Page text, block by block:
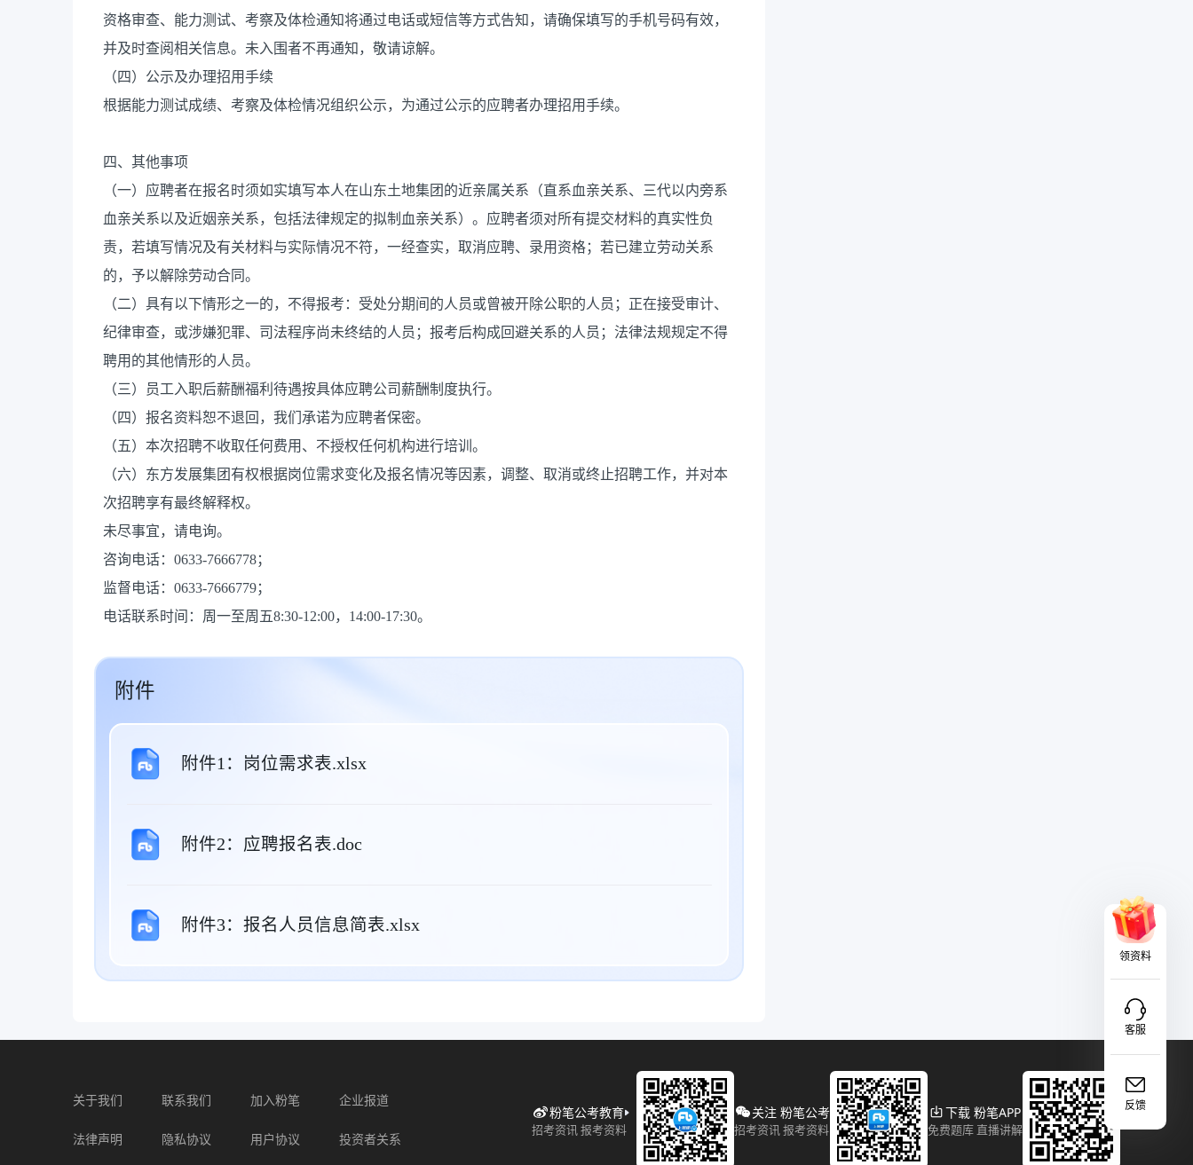
资格审查、能力测试、考察及体检通知将通过电话或短信等方式告知，请确保填写的手机号码有效，
并及时查阅相关信息。未入围者不再通知，敬请谅解。
（四）公示及办理招用手续
根据能力测试成绩、考察及体检情况组织公示，为通过公示的应聘者办理招用手续。
四、其他事项
（一）应聘者在报名时须如实填写本人在山东土地集团的近亲属关系（直系血亲关系、三代以内旁系
血亲关系以及近姻亲关系，包括法律规定的拟制血亲关系）。应聘者须对所有提交材料的真实性负
责，若填写情况及有关材料与实际情况不符，一经查实，取消应聘、录用资格；若已建立劳动关系
的，予以解除劳动合同。
（二）具有以下情形之一的，不得报考：受处分期间的人员或曾被开除公职的人员；正在接受审计、
纪律审查，或涉嫌犯罪、司法程序尚未终结的人员；报考后构成回避关系的人员；法律法规规定不得
聘用的其他情形的人员。
（三）员工入职后薪酬福利待遇按具体应聘公司薪酬制度执行。
（四）报名资料恕不退回，我们承诺为应聘者保密。
（五）本次招聘不收取任何费用、不授权任何机构进行培训。
（六）东方发展集团有权根据岗位需求变化及报名情况等因素，调整、取消或终止招聘工作，并对本
次招聘享有最终解释权。
未尽事宜，请电询。
咨询电话：0633-7666778；
监督电话：0633-7666779；
电话联系时间：周一至周五8:30-12:00，14:00-17:30。
附件
附件1：岗位需求表.xlsx
附件2：应聘报名表.doc
附件3：报名人员信息简表.xlsx
领资料
客服
反馈
关于我们 联系我们 加入粉笔 企业报道
法律声明 隐私协议 用户协议 投资者关系
粉笔公考教育
招考资讯 报考资料
关注 粉笔公考
招考资讯 报考资料
下载 粉笔APP
免费题库 直播讲解